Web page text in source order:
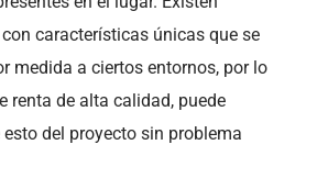
características únicas que se
medida a ciertos entornos, por lo
renta de alta calidad, puede
esto del proyecto sin problema